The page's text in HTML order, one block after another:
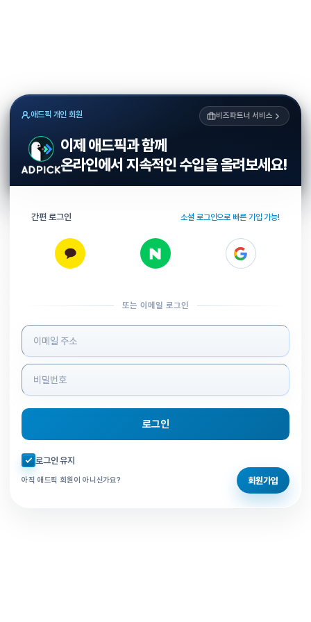
애드픽 개인 회원 비즈파트너 서비스
이제 애드픽과 함께
온라인에서 지속적인 수입을 올려보세요!
간편 로그인 소셜 로그인으로 빠른 가입 가능!
또는 이메일 로그인
로그인 정보 입력
로그인
자동로그인 체크
로그인 유지
아직 애드픽 회원이 아니신가요? 회원가입